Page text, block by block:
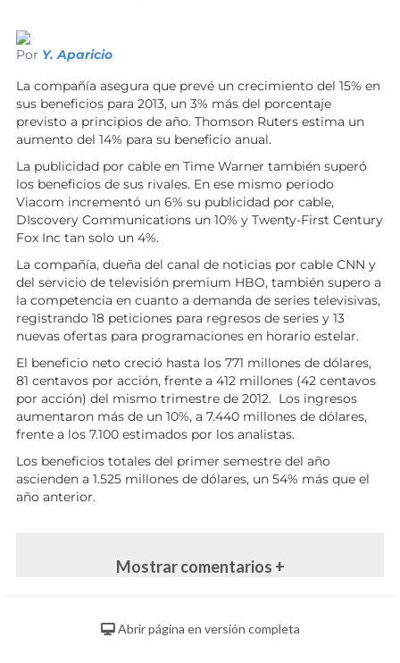
Por Y. Aparicio
La compañía asegura que prevé un crecimiento del 15% en
sus beneficios para 2013, un 3% más del porcentaje
previsto a principios de año. Thomson Ruters estima un
aumento del 14% para su beneficio anual.
La publicidad por cable en Time Warner también superó
los beneficios de sus rivales. En ese mismo periodo
Viacom incrementó un 6% su publicidad por cable,
DIscovery Communications un 10% y Twenty-First Century
Fox Inc tan solo un 4%.
La compañía, dueña del canal de noticias por cable CNN y
del servicio de televisión premium HBO, también supero a
la competencia en cuanto a demanda de series televisivas,
registrando 18 peticiones para regresos de series y 13
nuevas ofertas para programaciones en horario estelar.
El beneficio neto creció hasta los 771 millones de dólares,
81 centavos por acción, frente a 412 millones (42 centavos
por acción) del mismo trimestre de 2012. Los ingresos
aumentaron más de un 10%, a 7.440 millones de dólares,
frente a los 7.100 estimados por los analistas.
Los beneficios totales del primer semestre del año
ascienden a 1.525 millones de dólares, un 54% más que el
año anterior.
Mostrar comentarios +
Abrir página en versión completa